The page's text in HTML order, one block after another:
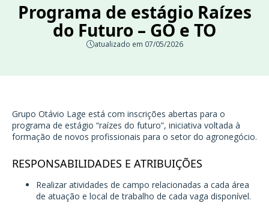
Programa de estágio Raízes
do Futuro – GO e TO
atualizado em 07/05/2026
Grupo Otávio Lage está com inscrições abertas para o
programa de estágio “raízes do futuro”, iniciativa voltada à
formação de novos profissionais para o setor do agronegócio.
RESPONSABILIDADES E ATRIBUIÇÕES
Realizar atividades de campo relacionadas a cada área
de atuação e local de trabalho de cada vaga disponível.